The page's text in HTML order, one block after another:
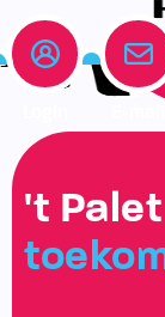
Home
Onze
Onze
Interne
Actueel
Vakanties
't